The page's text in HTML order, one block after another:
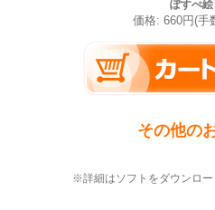
ぽすぺ
価格: 660円(手
その他の
※詳細はソフトをダウンロー